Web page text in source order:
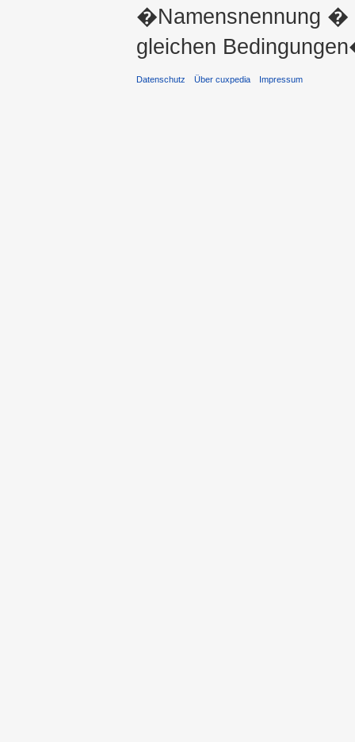
�Namensnennung �
gleichen
Datenschutz Über cuxpedia Impressum